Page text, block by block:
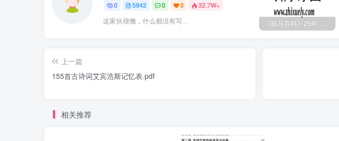
0 5942 0 3 32.7W+
这家伙很懒，什么都没有写... 《斑马百科》25年最新30科全套高清视频
上一篇
155首古诗词艾宾浩斯记忆表.pdf
相关推荐